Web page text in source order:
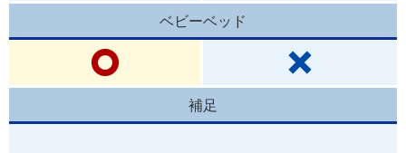
ベビーベッド
補足